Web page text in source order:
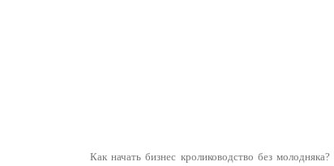
Как начать бизнес кролиководство без